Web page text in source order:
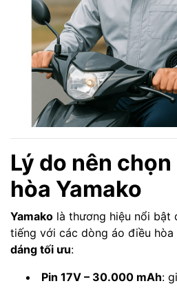
Lý do nên
hòa Yamako
Yamako là thương hiệu nổi bật
tiếng với các dòng áo điều hòa
dáng tối ưu:
Pin 17V – 30.000 mAh: